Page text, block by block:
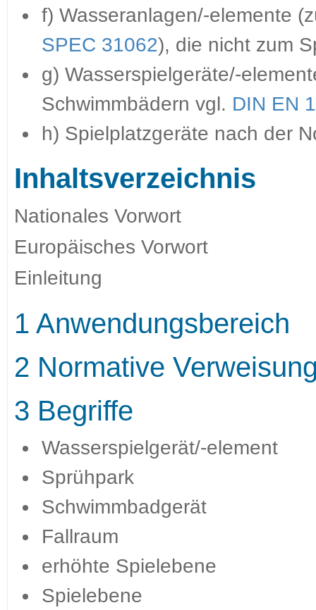
f) Wasseranlagen/-elemente
SPEC 31062), die nicht zum
g) Wasserspielgeräte/-
Schwimmbädern vgl. DIN EN
h) Spielplatzgeräte nach der
Inhaltsverzeichnis
Nationales Vorwort
Europäisches Vorwort
Einleitung
1 Anwendungsbereich
2 Normative
3 Begriffe
Wasserspielgerät/-element
Sprühpark
Schwimmbadgerät
Fallraum
erhöhte Spielebene
Spielebene